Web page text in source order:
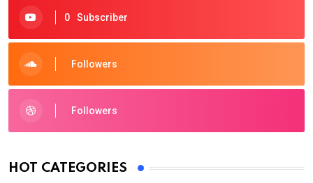
0 Subscriber
Followers
Followers
HOT CATEGORIES